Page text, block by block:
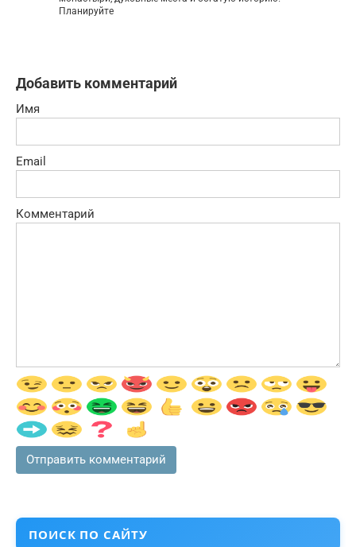
Планируйте
Добавить комментарий
Имя
Email
Комментарий
ПОИСК ПО САЙТУ